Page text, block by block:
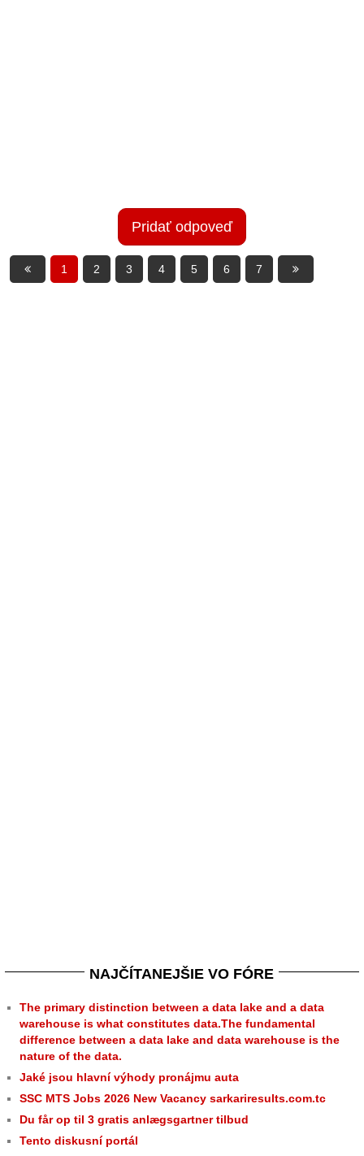
Pridať odpoveď
1 2 3 4 5 6 7
NAJČÍTANEJŠIE VO FÓRE
The primary distinction between a data lake and a data
warehouse is what constitutes data.The fundamental
difference between a data lake and data warehouse is the
nature of the data.
Jaké jsou hlavní výhody pronájmu auta
SSC MTS Jobs 2026 New Vacancy sarkariresults.com.tc
Du får op til 3 gratis anlægsgartner tilbud
Tento diskusní portál